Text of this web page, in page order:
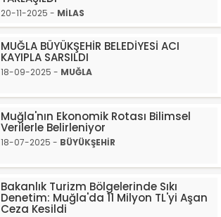
20-11-2025 - MİLAS
MUĞLA BÜYÜKŞEHİR BELEDİYESİ ACI
KAYIPLA SARSILDI
18-09-2025 - MUĞLA
Muğla'nın Ekonomik Rotası Bilimsel
Verilerle Belirleniyor
18-07-2025 - BÜYÜKŞEHİR
Bakanlık Turizm Bölgelerinde Sıkı
Denetim: Muğla'da 11 Milyon TL'yi Aşan
Ceza Kesildi